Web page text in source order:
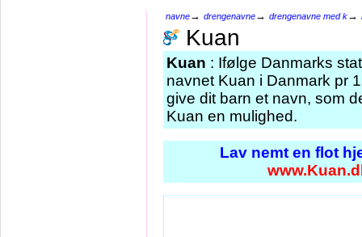
navne→ drengenavne→ drengenavne med k→
Kuan
Kuan : Ifølge Danmarks
navnet Kuan i Danmark pr
give dit barn et navn, som
Kuan en mulighed.
Lav nemt en flot